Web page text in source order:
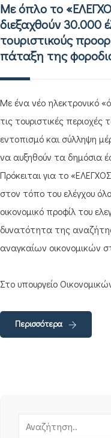
Με όπλο το
διεξαχθούν 30.000
τουριστικούς
πάταξη της
Με ένα νέο ηλεκτρονικό
τις τουριστικές
εντοπισμό και σύλληψη
να αυξηθούν τα δημόσια
Πρόκειται για το
στον τόπο του ελέγχου
οικονομικό προφίλ του
δυνατότητα της
αναγκαίων οικονομικών
Στο υπουργείο
Περισσότερα